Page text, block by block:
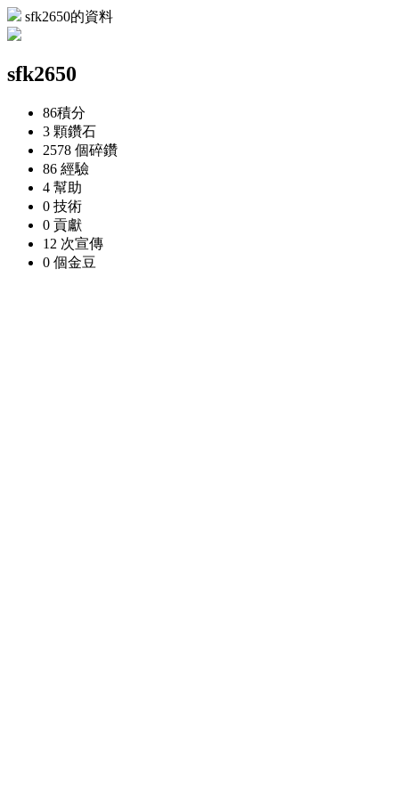
sfk2650的資料
sfk2650
86積分
3 顆鑽石
2578 個碎鑽
86 經驗
4 幫助
0 技術
0 貢獻
12 次宣傳
0 個金豆